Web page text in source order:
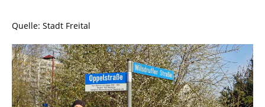
Quelle: Stadt Freital